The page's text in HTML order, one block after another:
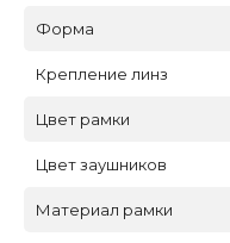
Форма
Крепление линз
Цвет рамки
Цвет заушников
Материал рамки